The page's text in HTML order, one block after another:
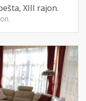
XIII rajon.